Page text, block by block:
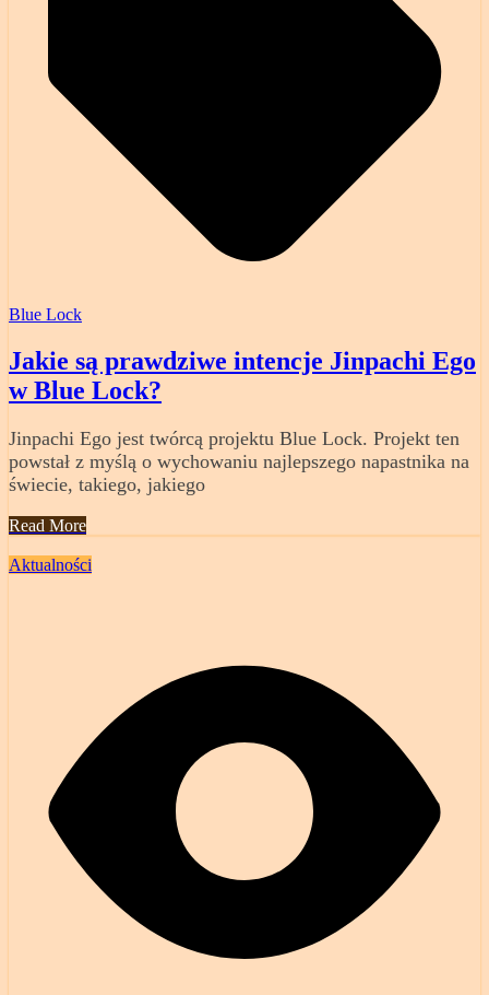
Blue Lock
Jakie są prawdziwe intencje Jinpachi Ego
w Blue Lock?
Jinpachi Ego jest twórcą projektu Blue Lock. Projekt ten
powstał z myślą o wychowaniu najlepszego napastnika na
świecie, takiego, jakiego
Read More
Aktualności